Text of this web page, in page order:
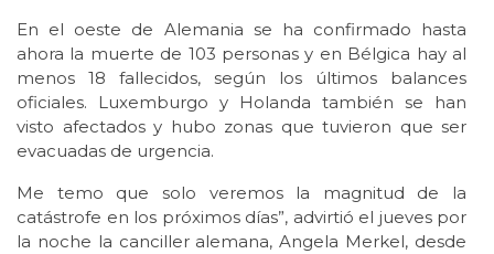
En el oeste de Alemania se ha confirmado hasta
ahora la muerte de 103 personas y en Bélgica hay al
menos 18 fallecidos, según los últimos balances
oficiales. Luxemburgo y Holanda también se han
visto afectados y hubo zonas que tuvieron que ser
evacuadas de urgencia.
Me temo que solo veremos la magnitud de la
catástrofe en los próximos días”, advirtió el jueves por
la noche la canciller alemana, Angela Merkel, desde